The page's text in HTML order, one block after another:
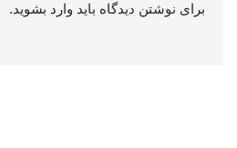
برای نوشتن دیدگاه باید وارد بشوید.